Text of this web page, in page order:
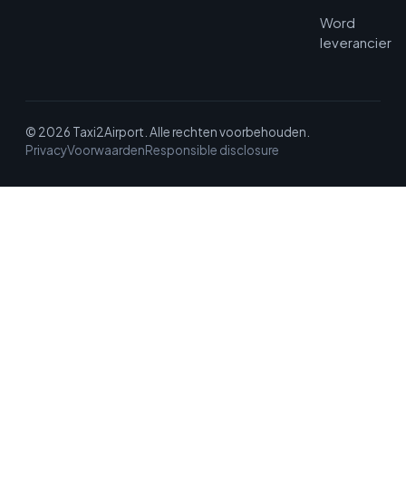
Word
leverancier
© 2026 Taxi2Airport. Alle rechten voorbehouden.
PrivacyVoorwaardenResponsible disclosure